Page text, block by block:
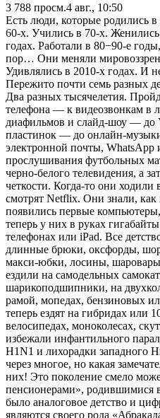
3 788 просм.4 авг., 10:50
Есть люди, которые родились
60-х. Учились в 70-х.
годах. Работали в 80−90-е
пор… Они меняли
Удивлялись в 2010-х годах. И
Пережито почти семь разных
Два разных тысячелетия.
телефона — к видеозвонкам в
диафильмов и слайд-шоу — до
пластинок — до онлайн-
электронной почты, WhatsApp
прослушивания футбольных
черно-белого телевидения, а
четкости. Когда-то они ходили
смотрят Netflix. Они знали,
появились первые
теперь у них в руках
телефонах или iPad. Все
длинные брюки, оксфорды,
макси-юбки, лосины,
ездили на самодельных
шарикоподшипники, на
рамой, мопедах, бензиновых
теперь ездят на гибридах или
велосипедах, моноколесах,
избежали инфантильного
H1N1 и лихорадки западного
через многое, но какая
них! Это поколение смело
пенсионерами», родившимися
было аналоговое детство и
являются своего рода